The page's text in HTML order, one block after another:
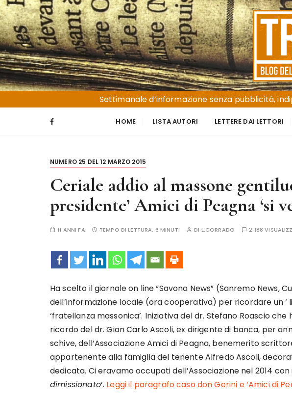
S
a
l
t
a
a
l
c
Trucioli
Liguria e Basso Piemonte
Settimanale d’informazione senza pubblicità,
HOME LISTA AUTORI LETTERE DAI LETTORI
NUMERO 25 DEL 12 MARZO 2015
Ceriale addio al massone
presidente’ Amici di Peagna ‘si
11 ANNI FA TEMPO DI LETTURA: 6 MINUTI DI L.CORRADO 2.188
Ha scelto il giornale on line “Savona News” (Sanremo News,
dell’informazione locale (ora cooperativa) per ricordare un ‘
‘fratellanza massonica’. Iniziativa del dr. Stefano Roascio
ricordo del dr. Gian Carlo Ascoli, ex dirigente di banca, per
schive, dell’Associazione Amici di Peagna, benemerito
appartenente alla famiglia del tenente Alfredo Ascoli,
dedicata. Ci eravamo occupati dell’Associazione nel 2014 con
dimissionato‘. Leggi il paragrafo caso don Gerini e ‘Amici di